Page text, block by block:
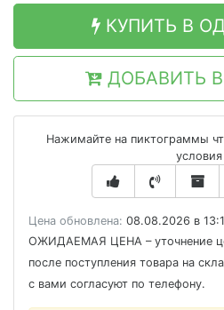
КУПИТЬ В
ДОБАВИТЬ
Нажимайте на пиктограммы
условия
Цена обновлена: 08.08.2026 в
ОЖИДАЕМАЯ ЦЕНА – уточнение
после поступления товара на
с вами согласуют по телефону.